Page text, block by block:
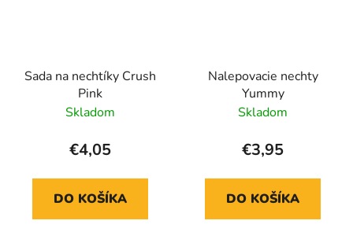
Sada na nechtíky Crush
Pink
Skladom
€4,05
DO KOŠÍKA
Nalepovacie nechty
Yummy
Skladom
€3,95
DO KOŠÍKA